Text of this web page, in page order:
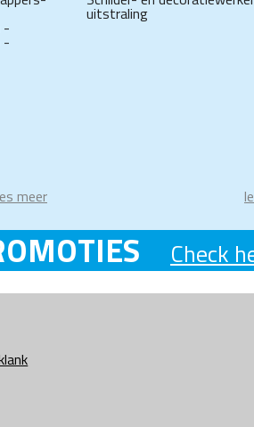
-
-
meer
uitstraling
Check